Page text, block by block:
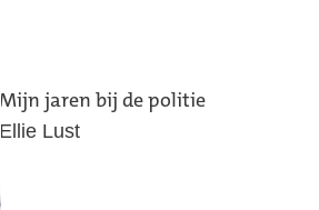
Mijn jaren bij de politie
Ellie Lust